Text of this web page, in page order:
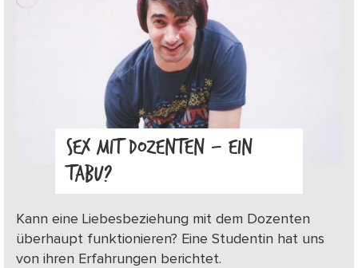
SEX MIT DOZENTEN – EIN
TABU?
Kann eine Liebesbeziehung mit dem Dozenten
überhaupt funktionieren? Eine Studentin hat uns
von ihren Erfahrungen berichtet.